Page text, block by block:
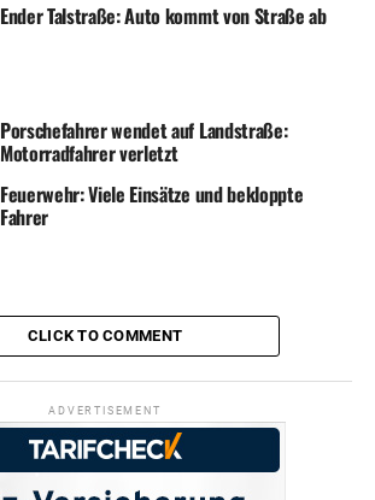
Ender Talstraße: Auto kommt von Straße ab
Porschefahrer wendet auf Landstraße:
Motorradfahrer verletzt
Feuerwehr: Viele Einsätze und bekloppte
Fahrer
CLICK TO COMMENT
ADVERTISEMENT